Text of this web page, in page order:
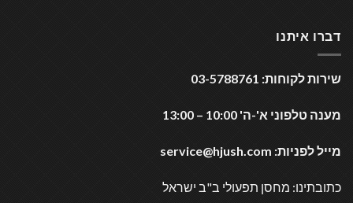
דברו איתנו
שירות לקוחות: 03-5788761
מענה טלפוני א'-ה' 10:00 – 13:00
מייל לפניות: service@hjush.com
כתובתינו: מחסן תפעולי ב"ב ישראל